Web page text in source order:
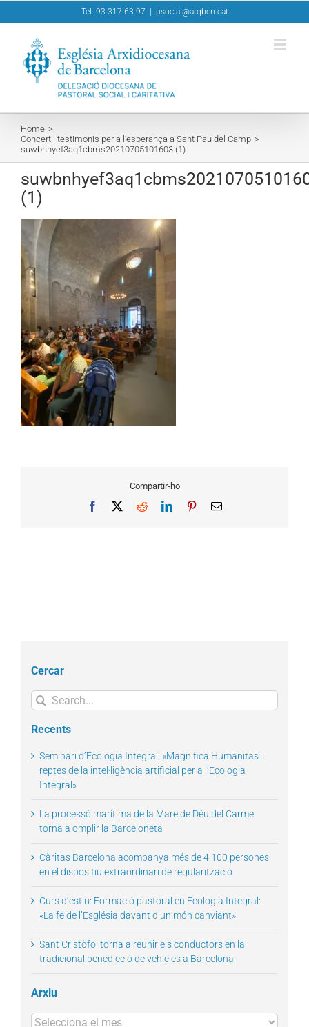
to
Tel. 93 317 63 97 psocial@arqbcn.cat
Home
Concert i testimonis per a l’esperança a Sant Pau del Camp
suwbnhyef3aq1cbms20210705101603 (1)
(1)
Compartir-ho
Facebook RedditLinkedInPinterestEmail
Cercar
Search
for:
Recents
Seminari d’Ecologia Integral: «Magnifica Humanitas:
reptes de la intel·ligència artificial per a l’Ecologia
Integral»
La processó marítima de la Mare de Déu del Carme
torna a omplir la Barceloneta
Càritas Barcelona acompanya més de 4.100 persones
en el dispositiu extraordinari de regularització
Curs d’estiu: Formació pastoral en Ecologia Integral:
«La fe de l’Església davant d’un món canviant»
Sant Cristòfol torna a reunir els conductors en la
tradicional benedicció de vehicles a Barcelona
Arxiu
Arxius